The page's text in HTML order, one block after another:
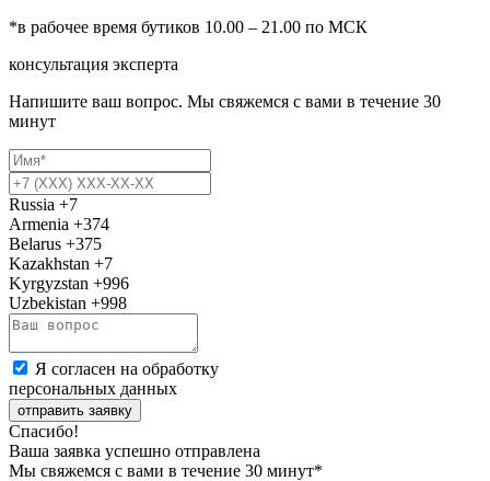
*в рабочее время бутиков 10.00 – 21.00 по МСК
консультация эксперта
Напишите ваш вопрос. Мы свяжемся с вами в течение 30
минут
Russia +7
Armenia +374
Belarus +375
Kazakhstan +7
Kyrgyzstan +996
Uzbekistan +998
Я согласен на обработку
персональных данных
отправить заявку
Спасибо!
Ваша заявка успешно отправлена
Мы свяжемся с вами в течение 30 минут*